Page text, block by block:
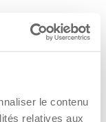
le contenu
relatives aux